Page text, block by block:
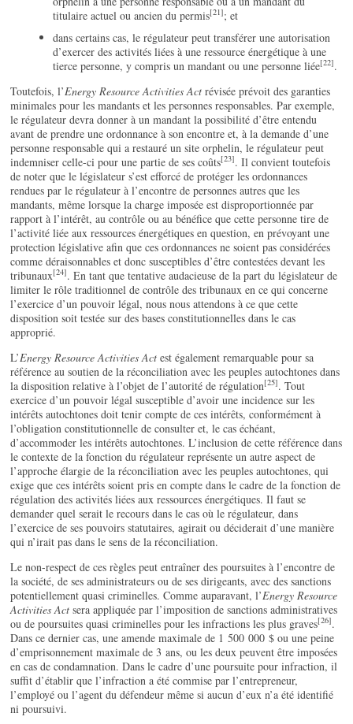
titulaire actuel ou ancien du permis[21]; et
dans certains cas, le régulateur peut transférer une autorisation
d’exercer des activités liées à une ressource énergétique à une
tierce personne, y compris un mandant ou une personne liée[22].
Toutefois, l’Energy Resource Activities Actrévisée prévoit des garanties
minimales pour les mandants et les personnes responsables. Par exemple,
le régulateur devra donner à un mandant la possibilité d’être entendu
avant de prendre une ordonnance à son encontre et, à la demande d’une
personne responsable qui a restauré un site orphelin, le régulateur peut
indemniser celle-ci pour une partie de ses coûts[23]. Il convient toutefois
de noter que le législateur s’est efforcé de protéger les ordonnances
rendues par le régulateur à l’encontre de personnes autres que les
mandants, même lorsque la charge imposée est disproportionnée par
rapport à l’intérêt, au contrôle ou au bénéfice que cette personne tire de
l’activité liée aux ressources énergétiques en question, en prévoyant une
protection législative afin que ces ordonnances ne soient pas considérées
comme déraisonnables et donc susceptibles d’être contestées devant les
tribunaux[24]. En tant que tentative audacieuse de la part du législateur de
limiter le rôle traditionnel de contrôle des tribunaux en ce qui concerne
l’exercice d’un pouvoir légal, nous nous attendons à ce que cette
disposition soit testée sur des bases constitutionnelles dans le cas
approprié.
L’Energy Resource Activities Act est également remarquable pour sa
référence au soutien de la réconciliation avec les peuples autochtones dans
la disposition relative à l’objet de l’autorité de régulation[25]. Tout
exercice d’un pouvoir légal susceptible d’avoir une incidence sur les
intérêts autochtones doit tenir compte de ces intérêts, conformément à
l’obligation constitutionnelle de consulter et, le cas échéant,
d’accommoder les intérêts autochtones. L’inclusion de cette référence dans
le contexte de la fonction du régulateur représente un autre aspect de
l’approche élargie de la réconciliation avec les peuples autochtones, qui
exige que ces intérêts soient pris en compte dans le cadre de la fonction de
régulation des activités liées aux ressources énergétiques. Il faut se
demander quel serait le recours dans le cas où le régulateur, dans
l’exercice de ses pouvoirs statutaires, agirait ou déciderait d’une manière
qui n’irait pas dans le sens de la réconciliation.
Le non-respect de ces règles peut entraîner des poursuites à l’encontre de
la société, de ses administrateurs ou de ses dirigeants, avec des sanctions
potentiellement quasi criminelles. Comme auparavant, l’Energy Resource
Activities Act sera appliquée par l’imposition de sanctions administratives
ou de poursuites quasi criminelles pour les infractions les plus graves[26].
Dans ce dernier cas, une amende maximale de 1 500 000 $ ou une peine
d’emprisonnement maximale de 3 ans, ou les deux peuvent être imposées
en cas de condamnation. Dans le cadre d’une poursuite pour infraction, il
suffit d’établir que l’infraction a été commise par l’entrepreneur,
l’employé ou l’agent du défendeur même si aucun d’eux n’a été identifié
ni poursuivi.